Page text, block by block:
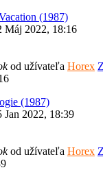
(1987)
Máj 2022, 18:16
od užívateľa Horex
(1987)
Jan 2022, 18:39
od užívateľa Horex